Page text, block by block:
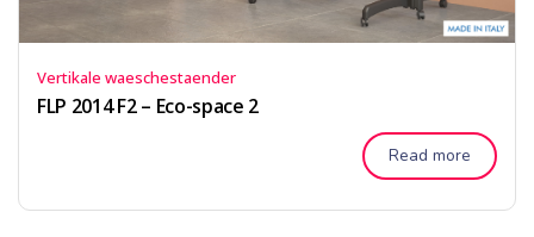
Vertikale waeschestaender
FLP 2014 F2 – Eco-space 2
Read more